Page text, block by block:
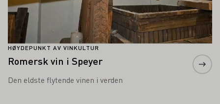
HØYDEPUNKT AV VINKULTUR
Romersk vin i Speyer
Den eldste flytende vinen i verden